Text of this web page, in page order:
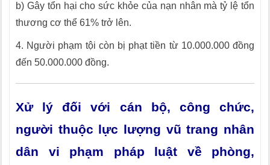
b) Gây tổn hại cho sức khỏe của nạn nhân mà tỷ lệ tổn
thương cơ thể 61% trở lên.
4. Người phạm tội còn bị phạt tiền từ 10.000.000 đồng
đến 50.000.000 đồng.
Xử lý đối với cán bộ, công chức,
người thuộc lực lượng vũ trang nhân
dân vi phạm pháp luật về phòng,